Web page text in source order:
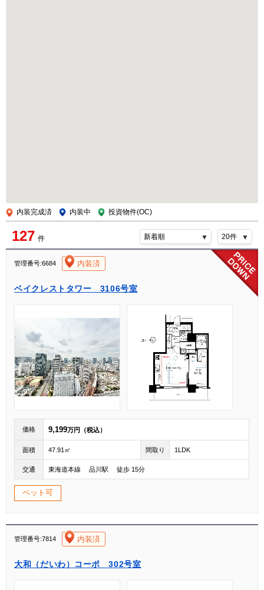
内装完成済 内装中 投資物件(OC)
127 件
管理番号:6684 内装済
ベイクレストタワー 3106号室
価格 9,199万円（税込）
面積 47.91㎡ 間取り 1LDK
交通 東海道本線 品川駅 徒歩 15分
ペット可
[004]
管理番号:7814 内装済
大和（だいわ）コーポ 302号室
[004]